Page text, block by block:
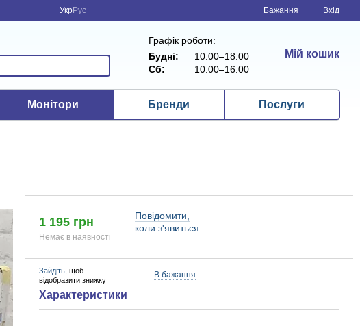
УкрРус Бажання Вхід
Графік роботи:
Будні:
10:00–18:00
Сб:
10:00–16:00
Мій кошик
Монітори Бренди Послуги
1 195 грн
Немає в наявності
Повідомити,
коли з'явиться
Зайдіть, щоб
відобразити знижку
В бажання
Характеристики